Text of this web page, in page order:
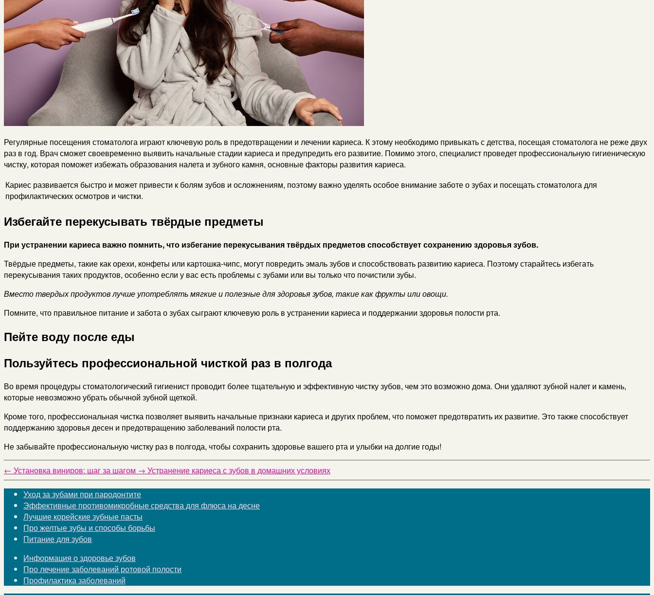
Регулярные посещения стоматолога играют ключевую роль в предотвращении и лечении кариеса. К этому необходимо привыкать с детства, посещая стоматолога не реже двух
раз в год. Врач сможет своевременно выявить начальные стадии кариеса и предупредить его развитие. Помимо этого, специалист проведет профессиональную гигиеническую
чистку, которая поможет избежать образования налета и зубного камня, основные факторы развития кариеса.
Кариес развивается быстро и может привести к болям зубов и осложнениям, поэтому важно уделять особое внимание заботе о зубах и посещать стоматолога для
профилактических осмотров и чистки.
Избегайте перекусывать твёрдые предметы
При устранении кариеса важно помнить, что избегание перекусывания твёрдых предметов способствует сохранению здоровья зубов.
Твёрдые предметы, такие как орехи, конфеты или картошка-чипс, могут повредить эмаль зубов и способствовать развитию кариеса. Поэтому старайтесь избегать
перекусывания таких продуктов, особенно если у вас есть проблемы с зубами или вы только что почистили зубы.
Вместо твердых продуктов лучше употреблять мягкие и полезные для здоровья зубов, такие как фрукты или овощи.
Помните, что правильное питание и забота о зубах сыграют ключевую роль в устранении кариеса и поддержании здоровья полости рта.
Пейте воду после еды
Пользуйтесь профессиональной чисткой раз в полгода
Во время процедуры стоматологический гигиенист проводит более тщательную и эффективную чистку зубов, чем это возможно дома. Они удаляют зубной налет и камень,
которые невозможно убрать обычной зубной щеткой.
Кроме того, профессиональная чистка позволяет выявить начальные признаки кариеса и других проблем, что поможет предотвратить их развитие. Это также способствует
поддержанию здоровья десен и предотвращению заболеваний полости рта.
Не забывайте профессиональную чистку раз в полгода, чтобы сохранить здоровье вашего рта и улыбки на долгие годы!
← Установка виниров: шаг за шагом → Устранение кариеса с зубов в домашних условиях
Уход за зубами при пародонтите
Эффективные противомикробные средства для флюса на десне
Лучшие корейские зубные пасты
Про желтые зубы и способы борьбы
Питание для зубов
Информация о здоровье зубов
Про лечение заболеваний ротовой полости
Профилактика заболеваний